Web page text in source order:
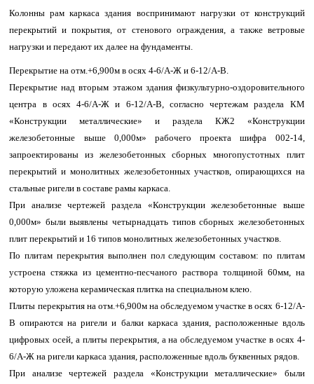
Колонны рам каркаса здания воспринимают нагрузки от конструкций
перекрытий и покрытия, от стенового ограждения, а также ветровые
нагрузки и передают их далее на фундаменты.
Перекрытие на отм.+6,900м в осях 4-6/А-Ж и 6-12/А-В.
Перекрытие над вторым этажом здания физкультурно-оздоровительного
центра в осях 4-6/А-Ж и 6-12/А-В, согласно чертежам раздела КМ
«Конструкции металлические» и раздела КЖ2 «Конструкции
железобетонные выше 0,000м» рабочего проекта шифра 002-14,
запроектированы из железобетонных сборных многопустотных плит
перекрытий и монолитных железобетонных участков, опирающихся на
стальные ригели в составе рамы каркаса.
При анализе чертежей раздела «Конструкции железобетонные выше
0,000м» были выявлены четырнадцать типов сборных железобетонных
плит перекрытий и 16 типов монолитных железобетонных участков.
По плитам перекрытия выполнен пол следующим составом: по плитам
устроена стяжка из цементно-песчаного раствора толщиной 60мм, на
которую уложена керамическая плитка на специальном клею.
Плиты перекрытия на отм.+6,900м на обследуемом участке в осях 6-12/А-
В опираются на ригели и балки каркаса здания, расположенные вдоль
цифровых осей, а плиты перекрытия, а на обследуемом участке в осях 4-
6/А-Ж на ригели каркаса здания, расположенные вдоль буквенных рядов.
При анализе чертежей раздела «Конструкции металлические» были